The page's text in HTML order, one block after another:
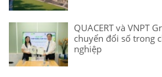
QUACERT và VNPT
chuyển đổi số trong
nghiệp